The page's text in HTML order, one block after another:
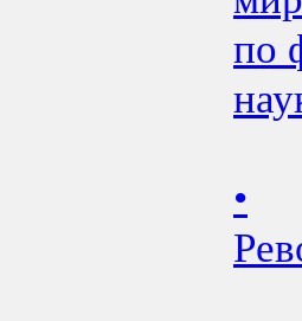
по
•